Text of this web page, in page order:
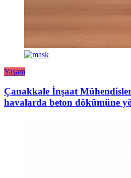
Yaşam
Çanakkale İnşaat
havalarda beton dökümüne